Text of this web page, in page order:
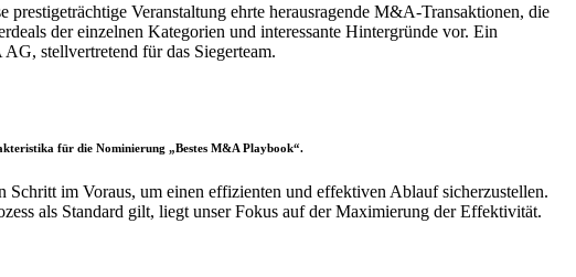
Veranstaltung ehrte herausragende M&A-Transaktionen, die
der einzelnen Kategorien und interessante Hintergründe vor. Ein
stellvertretend für das Siegerteam.
für die Nominierung „Bestes M&A Playbook“.
Schritt im Voraus, um einen effizienten und effektiven Ablauf sicherzustellen.
als Standard gilt, liegt unser Fokus auf der Maximierung der Effektivität.